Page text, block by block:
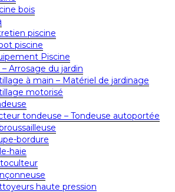
bois
piscine
piscine
Piscine
Arrosage du jardin
à main – Matériel de jardinage
motorisé
tondeuse – Tondeuse autoportée
bordure
haie
haute pression